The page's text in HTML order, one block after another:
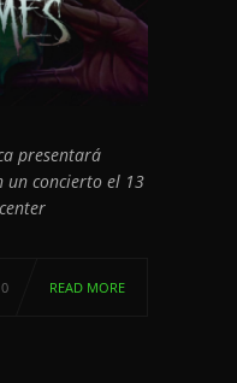
presentará
un concierto el 13
READ MORE